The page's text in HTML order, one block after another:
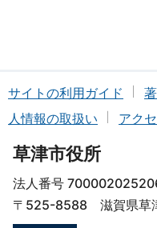
サイトの利用ガイド
人情報の取扱い
アク
草津市役所
法人番号
〒525-8588 滋賀県草